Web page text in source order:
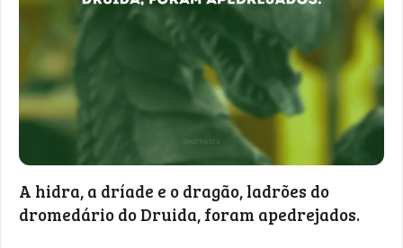
A hidra, a dríade e o dragão, ladrões do
dromedário do Druida, foram apedrejados.